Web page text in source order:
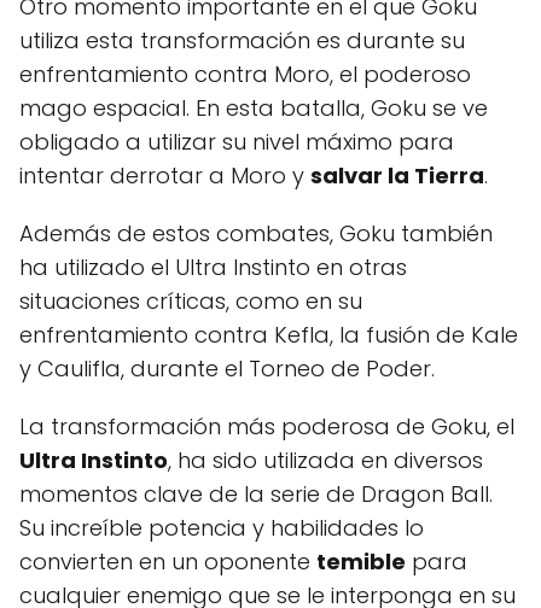
Otro momento importante en el que Goku
utiliza esta transformación es durante su
enfrentamiento contra Moro, el poderoso
mago espacial. En esta batalla, Goku se ve
obligado a utilizar su nivel máximo para
intentar derrotar a Moro y salvar la Tierra.
Además de estos combates, Goku también
ha utilizado el Ultra Instinto en otras
situaciones críticas, como en su
enfrentamiento contra Kefla, la fusión de Kale
y Caulifla, durante el Torneo de Poder.
La transformación más poderosa de Goku, el
Ultra Instinto, ha sido utilizada en diversos
momentos clave de la serie de Dragon Ball.
Su increíble potencia y habilidades lo
convierten en un oponente temible para
cualquier enemigo que se le interponga en su